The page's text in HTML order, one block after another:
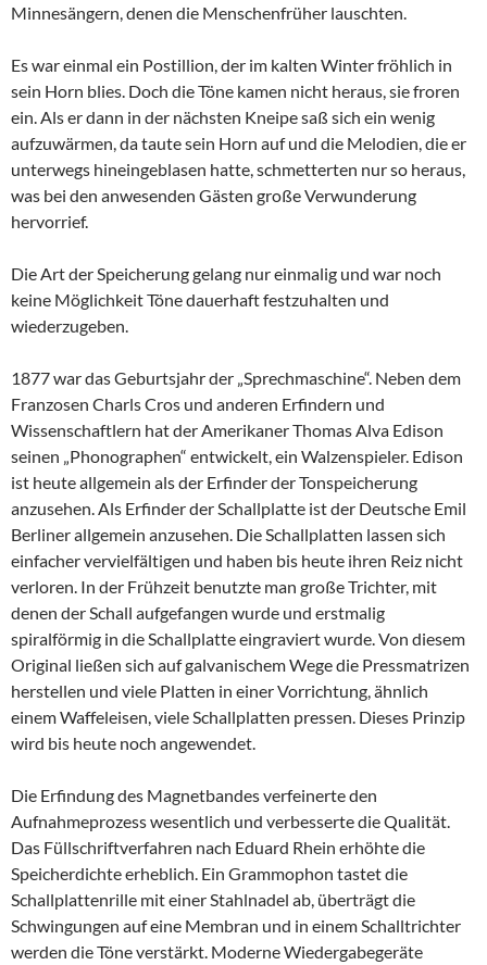
Minnesängern, denen die Menschenfrüher lauschten.
Es war einmal ein Postillion, der im kalten Winter fröhlich in
sein Horn blies. Doch die Töne kamen nicht heraus, sie froren
ein. Als er dann in der nächsten Kneipe saß sich ein wenig
aufzuwärmen, da taute sein Horn auf und die Melodien, die er
unterwegs hineingeblasen hatte, schmetterten nur so heraus,
was bei den anwesenden Gästen große Verwunderung
hervorrief.
Die Art der Speicherung gelang nur einmalig und war noch
keine Möglichkeit Töne dauerhaft festzuhalten und
wiederzugeben.
1877 war das Geburtsjahr der „Sprechmaschine“. Neben dem
Franzosen Charls Cros und anderen Erfindern und
Wissenschaftlern hat der Amerikaner Thomas Alva Edison
seinen „Phonographen“ entwickelt, ein Walzenspieler. Edison
ist heute allgemein als der Erfinder der Tonspeicherung
anzusehen. Als Erfinder der Schallplatte ist der Deutsche Emil
Berliner allgemein anzusehen. Die Schallplatten lassen sich
einfacher vervielfältigen und haben bis heute ihren Reiz nicht
verloren. In der Frühzeit benutzte man große Trichter, mit
denen der Schall aufgefangen wurde und erstmalig
spiralförmig in die Schallplatte eingraviert wurde. Von diesem
Original ließen sich auf galvanischem Wege die Pressmatrizen
herstellen und viele Platten in einer Vorrichtung, ähnlich
einem Waffeleisen, viele Schallplatten pressen. Dieses Prinzip
wird bis heute noch angewendet.
Die Erfindung des Magnetbandes verfeinerte den
Aufnahmeprozess wesentlich und verbesserte die Qualität.
Das Füllschriftverfahren nach Eduard Rhein erhöhte die
Speicherdichte erheblich. Ein Grammophon tastet die
Schallplattenrille mit einer Stahlnadel ab, überträgt die
Schwingungen auf eine Membran und in einem Schalltrichter
werden die Töne verstärkt. Moderne Wiedergabegeräte